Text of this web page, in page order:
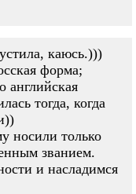
каюсь.)))
форма;
английская
тогда, когда
носили только
званием.
и насладимся